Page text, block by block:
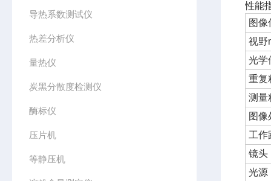
导热系数测试仪
热差分析仪
量热仪
炭黑分散度检测仪
酶标仪
压片机
等静压机
性能
图像
视野
光学
重复
测量
图像
工作
镜头
光源